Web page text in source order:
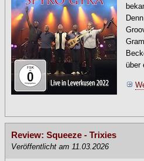
über
Review: Squeeze - Trixies
Veröffentlicht am 11.03.2026